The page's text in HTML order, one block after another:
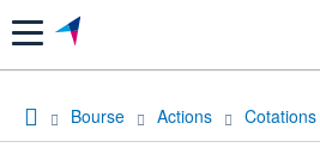
Menu
Bourse Actions Cotations